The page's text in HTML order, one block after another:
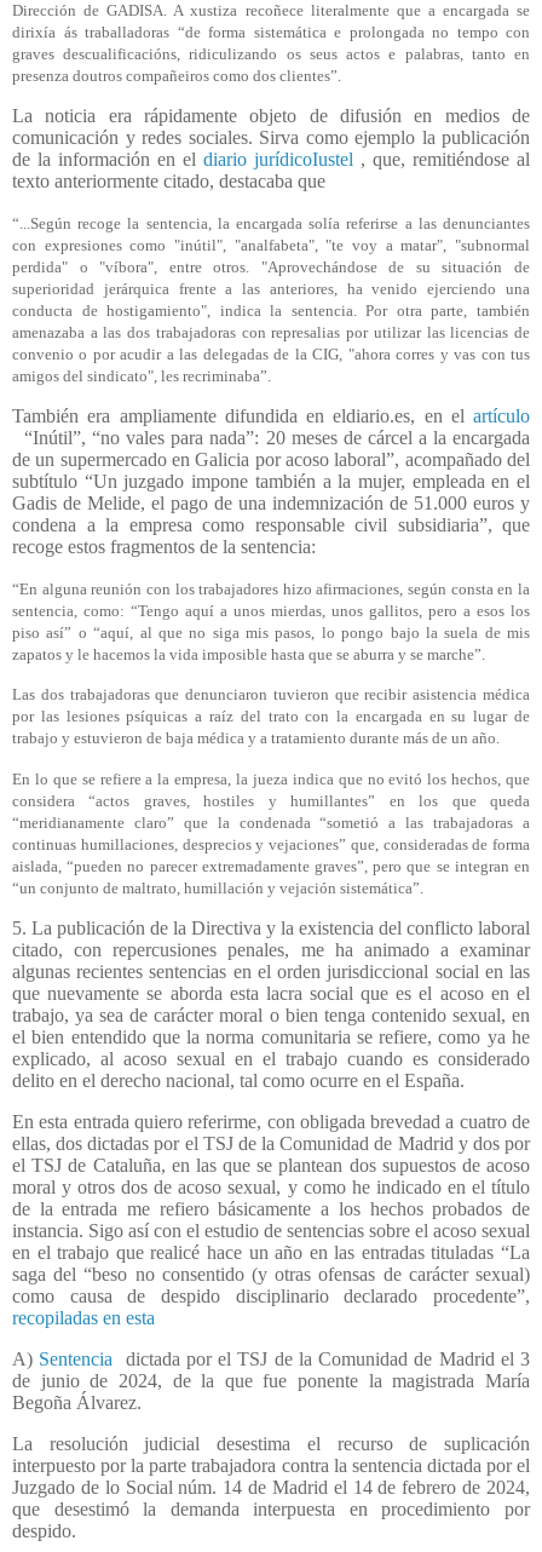
Dirección de GADISA. A xustiza recoñece literalmente que a encargada se
dirixía ás traballadoras “de forma sistemática e prolongada no tempo con
graves descualificacións, ridiculizando os seus actos e palabras, tanto en
presenza doutros compañeiros como dos clientes”.
La noticia era rápidamente objeto de difusión en medios de
comunicación y redes sociales. Sirva como ejemplo la publicación
de la información en el diario jurídicoIustel , que, remitiéndose al
texto anteriormente citado, destacaba que
“...Según recoge la sentencia, la encargada solía referirse a las denunciantes
con expresiones como "inútil", "analfabeta", "te voy a matar", "subnormal
perdida" o "víbora", entre otros. "Aprovechándose de su situación de
superioridad jerárquica frente a las anteriores, ha venido ejerciendo una
conducta de hostigamiento", indica la sentencia. Por otra parte, también
amenazaba a las dos trabajadoras con represalias por utilizar las licencias de
convenio o por acudir a las delegadas de la CIG, "ahora corres y vas con tus
amigos del sindicato", les recriminaba”.
También era ampliamente difundida en eldiario.es, en el artículo
“Inútil”, “no vales para nada”: 20 meses de cárcel a la encargada
de un supermercado en Galicia por acoso laboral”, acompañado del
subtítulo “Un juzgado impone también a la mujer, empleada en el
Gadis de Melide, el pago de una indemnización de 51.000 euros y
condena a la empresa como responsable civil subsidiaria”, que
recoge estos fragmentos de la sentencia:
“En alguna reunión con los trabajadores hizo afirmaciones, según consta en la
sentencia, como: “Tengo aquí a unos mierdas, unos gallitos, pero a esos los
piso así” o “aquí, al que no siga mis pasos, lo pongo bajo la suela de mis
zapatos y le hacemos la vida imposible hasta que se aburra y se marche”.
Las dos trabajadoras que denunciaron tuvieron que recibir asistencia médica
por las lesiones psíquicas a raíz del trato con la encargada en su lugar de
trabajo y estuvieron de baja médica y a tratamiento durante más de un año.
En lo que se refiere a la empresa, la jueza indica que no evitó los hechos, que
considera “actos graves, hostiles y humillantes” en los que queda
“meridianamente claro” que la condenada “sometió a las trabajadoras a
continuas humillaciones, desprecios y vejaciones” que, consideradas de forma
aislada, “pueden no parecer extremadamente graves”, pero que se integran en
“un conjunto de maltrato, humillación y vejación sistemática”.
5. La publicación de la Directiva y la existencia del conflicto laboral
citado, con repercusiones penales, me ha animado a examinar
algunas recientes sentencias en el orden jurisdiccional social en las
que nuevamente se aborda esta lacra social que es el acoso en el
trabajo, ya sea de carácter moral o bien tenga contenido sexual, en
el bien entendido que la norma comunitaria se refiere, como ya he
explicado, al acoso sexual en el trabajo cuando es considerado
delito en el derecho nacional, tal como ocurre en el España.
En esta entrada quiero referirme, con obligada brevedad a cuatro de
ellas, dos dictadas por el TSJ de la Comunidad de Madrid y dos por
el TSJ de Cataluña, en las que se plantean dos supuestos de acoso
moral y otros dos de acoso sexual, y como he indicado en el título
de la entrada me refiero básicamente a los hechos probados de
instancia. Sigo así con el estudio de sentencias sobre el acoso sexual
en el trabajo que realicé hace un año en las entradas tituladas “La
saga del “beso no consentido (y otras ofensas de carácter sexual)
como causa de despido disciplinario declarado procedente”,
recopiladas en esta
A) Sentencia
dictada por el TSJ de la Comunidad de Madrid el 3
de junio de 2024, de la que fue ponente la magistrada María
Begoña Álvarez.
La resolución judicial desestima el recurso de suplicación
interpuesto por la parte trabajadora contra la sentencia dictada por el
Juzgado de lo Social núm. 14 de Madrid el 14 de febrero de 2024,
que desestimó la demanda interpuesta en procedimiento por
despido.